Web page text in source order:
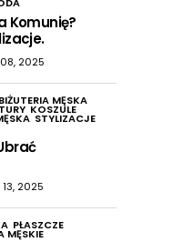
Komunię?
2025
BIŻUTERIA MĘSKA
KOSZULE
STYLIZACJE
2025
PŁASZCZE
MĘSKIE